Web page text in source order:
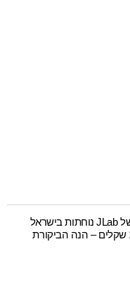
אוזניות הגיימינג Nightfall של JLab נוחתות בישראל
במחיר אטרקטיבי של 199 שקלים – הנה הביקורת